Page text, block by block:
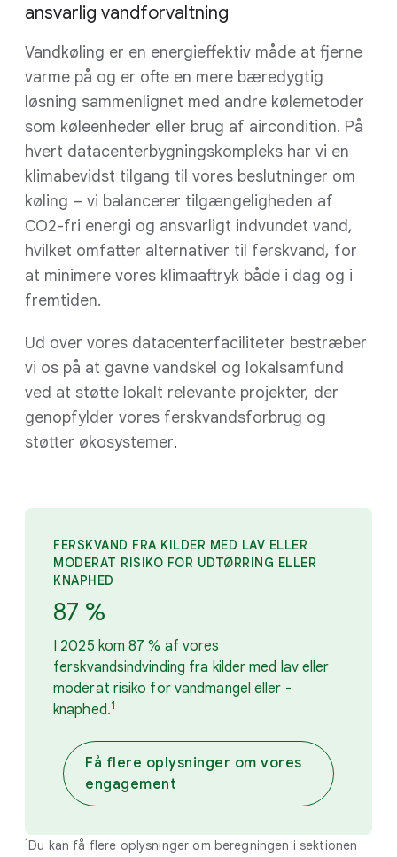
ansvarlig vandforvaltning
Vandkøling er en energieffektiv måde at fjerne
varme på og er ofte en mere bæredygtig
løsning sammenlignet med andre kølemetoder
som køleenheder eller brug af aircondition. På
hvert datacenterbygningskompleks har vi en
klimabevidst tilgang til vores beslutninger om
køling – vi balancerer tilgængeligheden af
CO2-fri energi og ansvarligt indvundet vand,
hvilket omfatter alternativer til ferskvand, for
at minimere vores klimaaftryk både i dag og i
fremtiden.
Ud over vores datacenterfaciliteter bestræber
vi os på at gavne vandskel og lokalsamfund
ved at støtte lokalt relevante projekter, der
genopfylder vores ferskvandsforbrug og
støtter økosystemer.
FERSKVAND FRA KILDER MED LAV ELLER
MODERAT RISIKO FOR UDTØRRING ELLER
KNAPHED
87 %
I 2025 kom 87 % af vores
ferskvandsindvinding fra kilder med lav eller
moderat risiko for vandmangel eller -
knaphed.1
Få flere oplysninger om vores
engagement
1Du kan få flere oplysninger om beregningen i sektionen